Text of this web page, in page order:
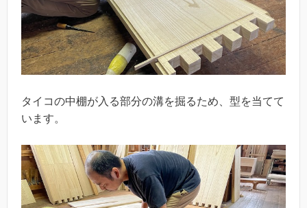
タイコの中棚が入る部分の溝を掘るため、型を当てて
います。